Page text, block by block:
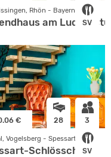
Rhön SV
Rhön - Bayern
am
€ 28 3
SV
Vogelsberg - Spessart
Schlösschen